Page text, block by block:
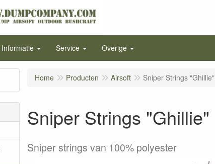
Informatie Service Overige
Home Producten Airsoft Sniper Strings "Ghillie"
Sniper Strings "Ghillie"
Sniper strings van 100% polyester